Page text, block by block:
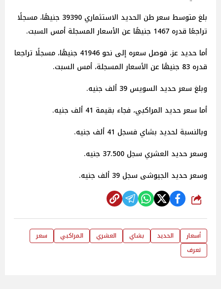
بلغ متوسط سعر طن الحديد الاستثماري 39390 جنيهًا، مسجلًا
تراجعًا قدره 1467 جنيهًا عن الأسعار المسجلة أمس السبت.
أما حديد عز، فوصل سعره إلى نحو 41946 جنيهًا، مسجلًا تراجعا
قدره 83 جنيهًا عن الأسعار المسجلة، أمس السبت.
وبلغ سعر حديد السويس 39 ألف جنيه.
أما سعر حديد المراكبي، فجاء بقيمة 41 ألف جنيه.
وبالنسبة لحديد بشاي فسجل 41 ألف جنيه.
وسعر حديد العشري سجل 37.500 جنيه.
وسعر حديد الجيوشى سجل 39 ألف جنيه.
شارك
أسعار الحديد بشاي العشري المراكبي
سعر
تعرف